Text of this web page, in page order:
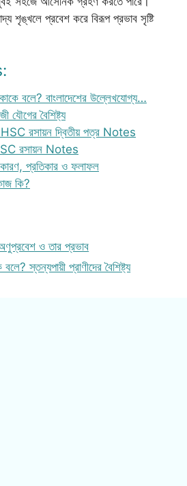
শৃঙ্খলে প্রবেশ করে বিরূপ প্রভাব সৃষ্টি
বলে? বাংলাদেশের উল্লেখযোগ্য…
বৈশিষ্ট্য
HSC রসায়ন দ্বিতীয় পত্র Notes
রসায়ন Notes
কারণ, প্রতিকার ও ফলাফল
কি?
ও তার প্রভাব
স্তন্যপায়ী প্রাণীদের বৈশিষ্ট্য